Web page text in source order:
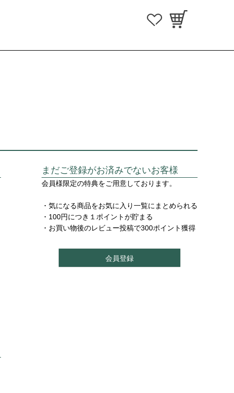
まだご登録がお済みでないお客様
会員様限定の特典をご用意しております。
・気になる商品をお気に入り一覧にまとめられる
・100円につき１ポイントが貯まる
・お買い物後のレビュー投稿で300ポイント獲得
会員登録